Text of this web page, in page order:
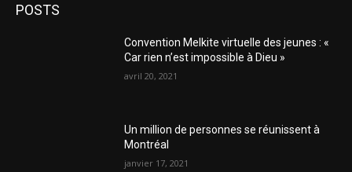
POSTS
Convention Melkite virtuelle des jeunes : «
Car rien n’est impossible à Dieu »
avril 20, 2021
Un million de personnes se réunissent à
Montréal
janvier 17, 2021